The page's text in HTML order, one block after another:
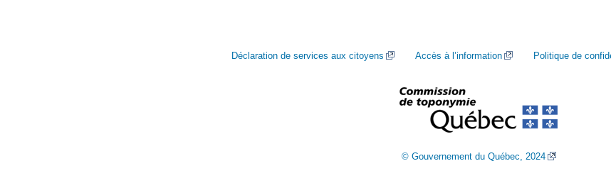
Déclaration de services aux citoyens Accès à l’information Politique de
© Gouvernement du Québec, 2024